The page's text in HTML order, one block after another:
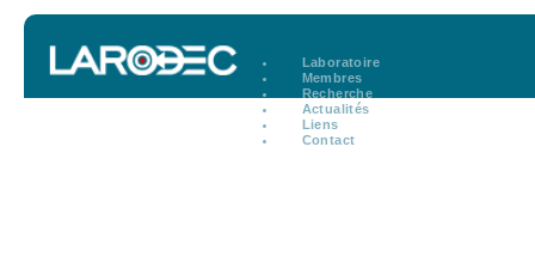
Laboratoire
Membres
Recherche
Actualités
Liens
Contact